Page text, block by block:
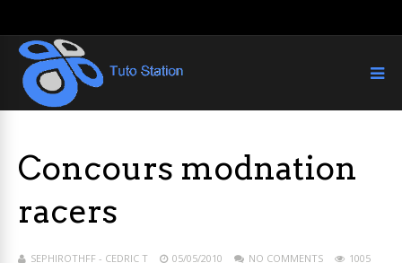
Concours modnation
racers
SEPHIROTHFF - CEDRIC T 05/05/2010 NO COMMENTS
1005